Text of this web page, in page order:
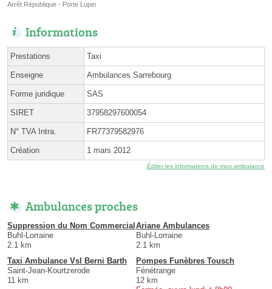
Arrêt République - Porte Lupin
Informations
Prestations Taxi
Enseigne Ambulances Sarrebourg
Forme juridique SAS
SIRET 37958297600054
N° TVA Intra. FR77379582976
Création 1 mars 2012
Éditer les informations de mon ambulance
Ambulances proches
Suppression du Nom Commercial
Buhl-Lorraine
2.1 km
Ariane Ambulances
Buhl-Lorraine
2.1 km
Taxi Ambulance Vsl Berni Barth
Saint-Jean-Kourtzerode
11 km
Pompes Funèbres Tousch
Fénétrange
12 km